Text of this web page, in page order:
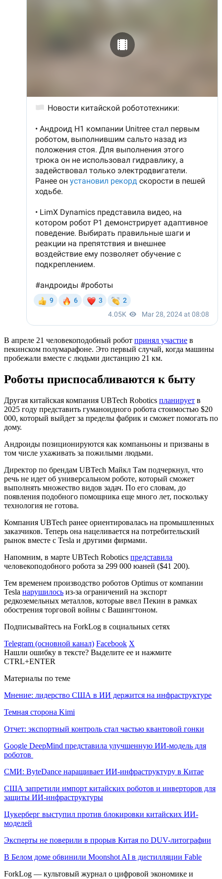
В апреле 21 человекоподобный робот принял участие в
пекинском полумарафоне. Это первый случай, когда машины
пробежали вместе с людьми дистанцию 21 км.
Роботы приспосабливаются к быту
Другая китайская компания UBTech Robotics планирует в
2025 году представить гуманоидного робота стоимостью $20
000, который выйдет за пределы фабрик и сможет помогать по
дому.
Андроиды позиционируются как компаньоны и призваны в
том числе ухаживать за пожилыми людьми.
Директор по брендам UBTech Майкл Там подчеркнул, что
речь не идет об универсальном роботе, который сможет
выполнять множество видов задач. По его словам, до
появления подобного помощника еще много лет, поскольку
технология не готова.
Компания UBTech ранее ориентировалась на промышленных
заказчиков. Теперь она нацеливается на потребительский
рынок вместе с Tesla и другими фирмами.
Напомним, в марте UBTech Robotics представила
человекоподобного робота за 299 000 юаней ($41 200).
Тем временем производство роботов Optimus от компании
Tesla нарушилось из-за ограничений на экспорт
редкоземельных металлов, которые ввел Пекин в рамках
обострения торговой войны с Вашингтоном.
Подписывайтесь на ForkLog в социальных сетях
Telegram (основной канал) Facebook X
Нашли ошибку в тексте? Выделите ее и нажмите
CTRL+ENTER
Материалы по теме
Мнение: лидерство США в ИИ держится на инфраструктуре
Темная сторона Kimi
Отчет: экспортный контроль стал частью квантовой гонки
Google DeepMind представила улучшенную ИИ-модель для
роботов
СМИ: ByteDance наращивает ИИ-инфраструктуру в Китае
США запретили импорт китайских роботов и инверторов для
защиты ИИ-инфраструктуры
Цукерберг выступил против блокировки китайских ИИ-
моделей
Эксперты не поверили в прорыв Китая по DUV-литографии
В Белом доме обвинили Moonshot AI в дистилляции Fable
ForkLog — культовый журнал о цифровой экономике и